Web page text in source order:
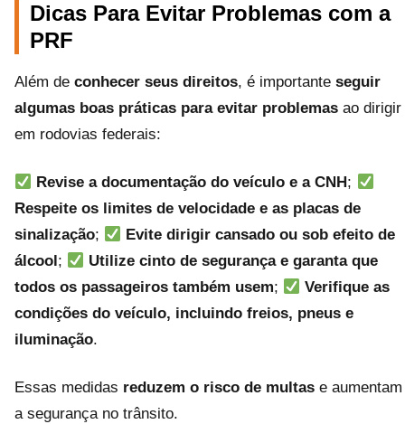
Dicas Para Evitar Problemas com a
PRF
Além de conhecer seus direitos, é importante seguir
algumas boas práticas para evitar problemas ao dirigir
em rodovias federais:
Revise a documentação do veículo e a CNH ;
Respeite os limites de velocidade e as placas de
sinalização;
Evite dirigir cansado ou sob efeito de
álcool ;
Utilize cinto de segurança e garanta que
todos os passageiros também usem;
Verifique as
condições do veículo, incluindo freios, pneus e
iluminação.
Essas medidas reduzem o risco de multas e aumentam
a segurança no trânsito.